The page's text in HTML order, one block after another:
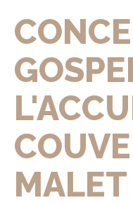
MALET